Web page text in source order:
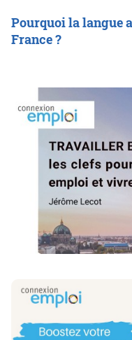
Pourquoi la langue
France ?